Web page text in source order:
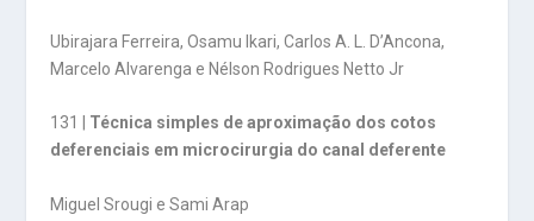
Ubirajara Ferreira, Osamu Ikari, Carlos A. L. D’Ancona,
Marcelo Alvarenga e Nélson Rodrigues Netto Jr
131 | Técnica simples de aproximação dos cotos
deferenciais em microcirurgia do canal deferente
Miguel Srougi e Sami Arap